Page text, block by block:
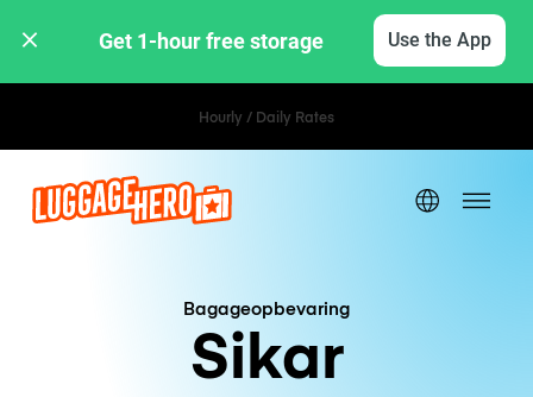
Get 1-hour free storage Use the App
Hourly / Daily Rates
Bagageopbevaring
Sikar